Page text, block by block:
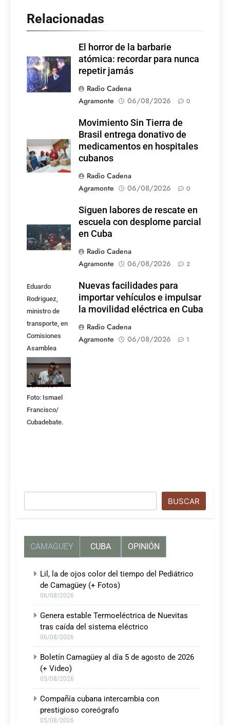
Relacionadas
El horror de la barbarie
atómica: recordar para nunca
repetir jamás
Radio Cadena
Agramonte
06/08/2026 0
Movimiento Sin Tierra de
Brasil entrega donativo de
medicamentos en hospitales
cubanos
Radio Cadena
Agramonte
06/08/2026 0
Siguen labores de rescate en
escuela con desplome parcial
en Cuba
Radio Cadena
Agramonte
06/08/2026 2
Eduardo
Rodriguez,
ministro de
transporte, en
Comisiones
Asamblea
Nacional,
Atención a los
Servicios .
Foto: Ismael
Francisco/
Cubadebate.
Nuevas facilidades para
importar vehículos e impulsar
la movilidad eléctrica en Cuba
Radio Cadena
Agramonte
06/08/2026 1
BUSCAR
CAMAGUEY CUBA OPINIÓN
Lil, la de ojos color del tiempo del Pediátrico
de Camagüey (+ Fotos)
06/08/2026
Genera estable Termoeléctrica de Nuevitas
tras caída del sistema eléctrico
06/08/2026
Boletín Camagüey al día 5 de agosto de 2026
(+ Video)
05/08/2026
Compañía cubana intercambia con
prestigioso coreógrafo
05/08/2026